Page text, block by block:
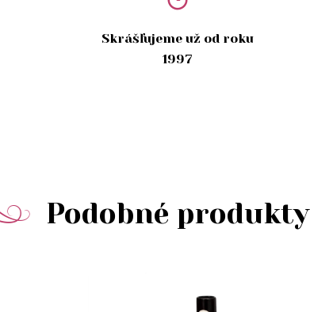
Skrášľujeme už od roku
1997
Podobné produkty